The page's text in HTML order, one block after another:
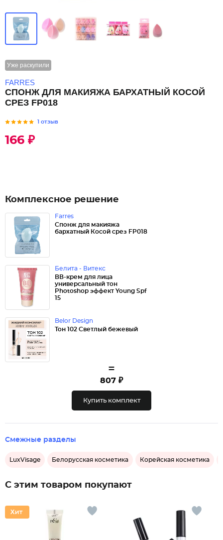
Уже раскупили
FARRES
СПОНЖ ДЛЯ МАКИЯЖА БАРХАТНЫЙ КОСОЙ
СРЕЗ FP018
1 отзыв
166 ₽
Комплексное решение
Farres
Спонж для макияжа
бархатный Косой срез FP018
Белита - Витекс
ВВ-крем для лица
универсальный тон
Photoshop эффект Young Spf
15
Belor Design
Тон 102 Светлый бежевый
=
807 ₽
Купить комплект
Смежные разделы
LuxVisage Белорусская косметика Корейская косметика
С этим товаром покупают